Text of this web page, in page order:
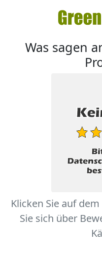
Was sagen
Klicken Sie auf
Sie sich über